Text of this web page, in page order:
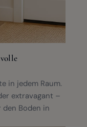
in jedem Raum.
extravagant –
Boden in